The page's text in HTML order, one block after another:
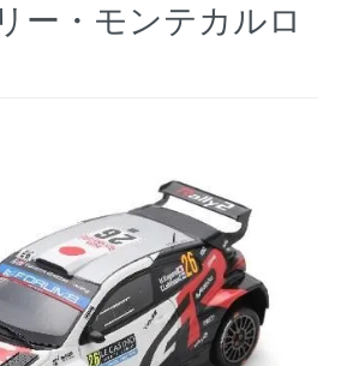
ー・モンテカルロ